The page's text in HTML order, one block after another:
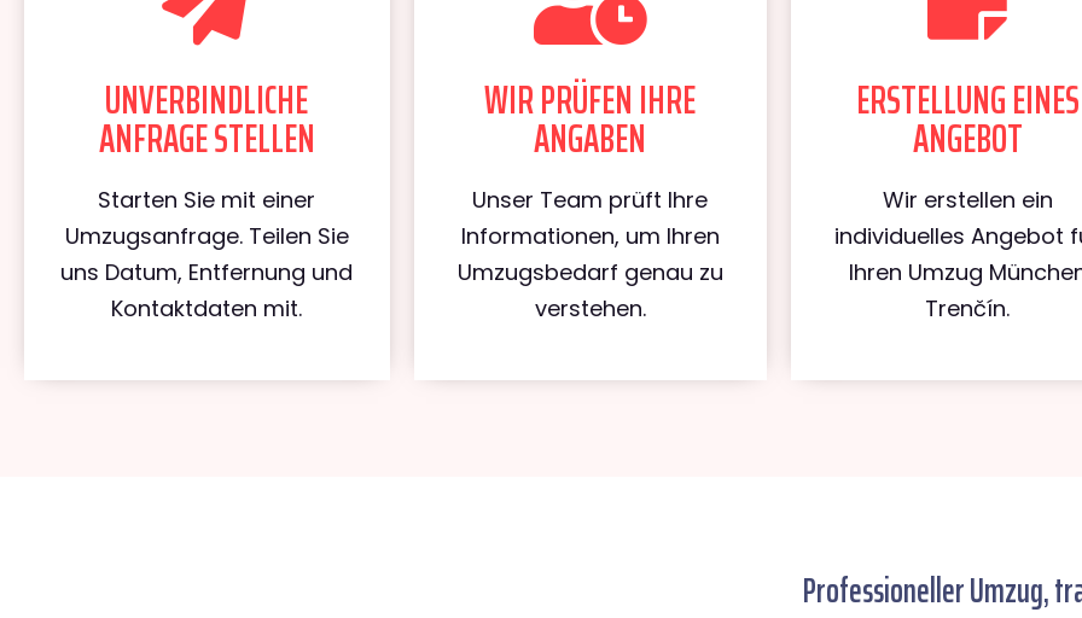
UNVERBINDLICHE
ANFRAGE STELLEN
Starten Sie mit einer
Umzugsanfrage. Teilen Sie
uns Datum, Entfernung und
Kontaktdaten mit.
WIR PRÜFEN IHRE
ANGABEN
Unser Team prüft Ihre
Informationen, um Ihren
Umzugsbedarf genau zu
verstehen.
ERSTELLUNG EINES
ANGEBOT
Wir erstellen ein
individuelles Angebot
Ihren Umzug
Trenčín.
Professioneller Umzug,